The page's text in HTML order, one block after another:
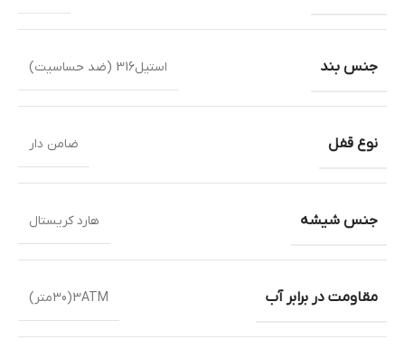
جنس بند استیل316 (ضد حساسیت)
نوع قفل ضامن دار
جنس شیشه هارد کریستال
مقاومت در برابر آب 3ATM(30متر)